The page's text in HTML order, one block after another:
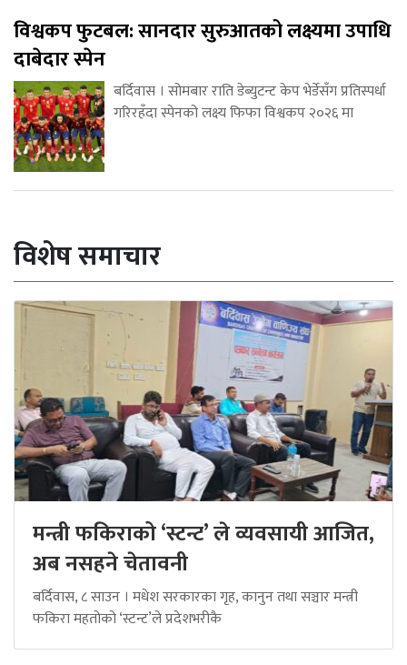
विश्वकप फुटबल: सानदार सुरुआतको लक्ष्यमा उपाधि
दाबेदार स्पेन
बर्दिवास । सोमबार राति डेब्युटन्ट केप भेर्डेसँग प्रतिस्पर्धा
गरिरहँदा स्पेनको लक्ष्य फिफा विश्वकप २०२६ मा
विशेष समाचार
मन्त्री फकिराको ‘स्टन्ट’ ले व्यवसायी आजित,
अब नसहने चेतावनी
बर्दिवास, ८ साउन । मधेश सरकारका गृह, कानुन तथा सञ्चार मन्त्री
फकिरा महतोको ‘स्टन्ट’ले प्रदेशभरीकै